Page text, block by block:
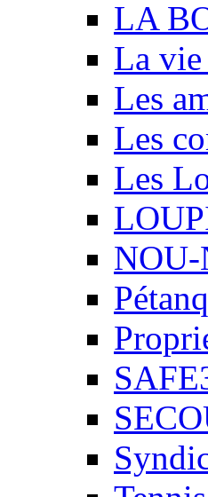
LA
La vie
Les
Les
Les